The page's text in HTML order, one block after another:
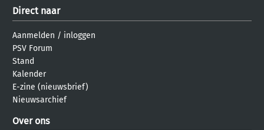
Direct naar
Aanmelden / inloggen
PSV Forum
Stand
Kalender
E-zine (nieuwsbrief)
Nieuwsarchief
Over ons